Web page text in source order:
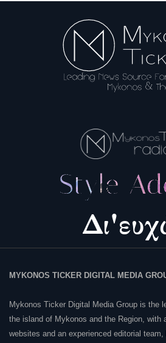
MYKONOS TICKER DIGITAL MEDIA
Mykonos Ticker Digital Media Group is the
the island of Mykonos and the Region, with
websites and an experienced editorial